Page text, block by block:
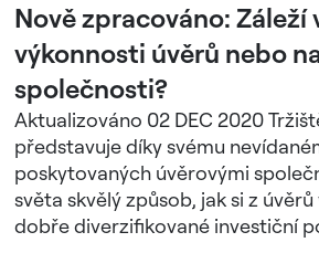
Nově zpracováno: Záleží
výkonnosti úvěrů nebo
společnosti?
Aktualizováno 02 DEC 2020
představuje díky svému
poskytovaných úvěrovými
světa skvělý způsob, jak si z
dobře diverzifikované investiční